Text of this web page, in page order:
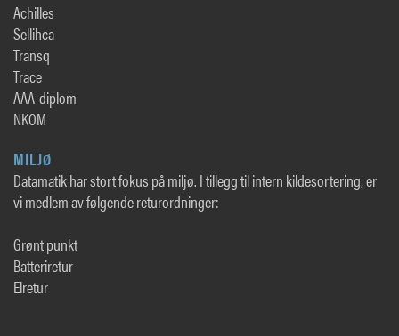
Achilles
Sellihca
Transq
Trace
AAA-diplom
NKOM
MILJØ
Datamatik har stort fokus på miljø. I tillegg til intern kildesortering, er
vi medlem av følgende returordninger:
Grønt punkt
Batteriretur
Elretur